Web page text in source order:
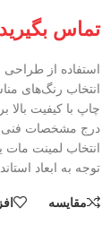
تماس بگیرید
استفاده از
انتخاب رنگ‌های
چاپ با کیفیت بالا
درج مشخصات فنی
انتخاب لمینت مات
توجه به ابعاد
مقايسه